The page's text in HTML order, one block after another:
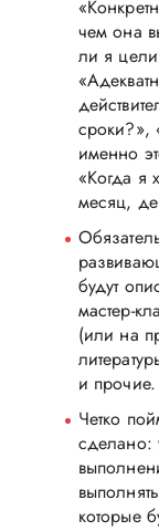
чем она
ли я
сроки?»,
именно
«Когда я
месяц,
будут
мастер-
(или на
и прочие.
Четко
сделано:
которые